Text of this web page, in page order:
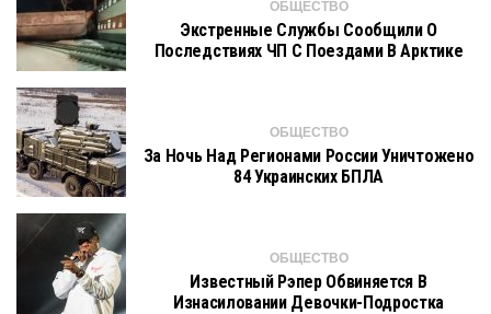
ОБЩЕСТВО
Экстренные Службы Сообщили О
Последствиях ЧП С Поездами В Арктике
ОБЩЕСТВО
За Ночь Над Регионами России Уничтожено
84 Украинских БПЛА
ОБЩЕСТВО
Известный Рэпер Обвиняется В
Изнасиловании Девочки-Подростка